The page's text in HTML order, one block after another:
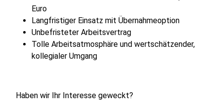
Euro
Langfristiger Einsatz mit Übernahmeoption
Unbefristeter Arbeitsvertrag
Tolle Arbeitsatmosphäre und wertschätzender,
kollegialer Umgang
Haben wir Ihr Interesse geweckt?